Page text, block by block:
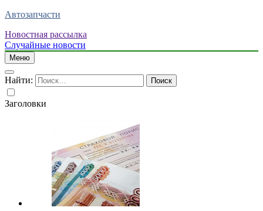
Автозапчасти
Новостная рассылка
Случайные новости
Меню
Найти:
Заголовки